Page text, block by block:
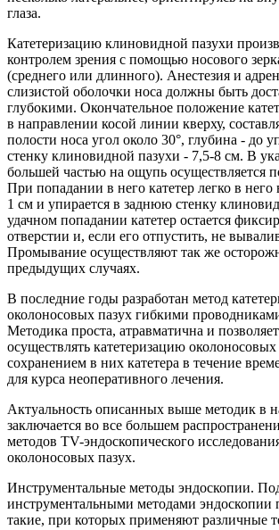
глаза.
Катетеризацию клиновидной пазухи
контролем зрения с помощью носового
(среднего или длинного). Анестезия и
слизистой оболочки носа должны быть
глубокими. Окончательное положение
в направлении косой линии кверху,
полости носа угол около 30°, глубина - до
стенку клиновидной пазухи - 7,5-8 см. В
большей частью на ощупь осуществляется
При попадании в него катетер легко в
1 см и упирается в заднюю стенку
удачном попадании катетер остается
отверстии и, если его отпустить, не
Промывание осуществляют так же
предыдущих случаях.
В последние годы разработан метод
околоносовых пазух гибкими
Методика проста, атравматична и
осуществлять катетеризацию околоносовых
сохранением в них катетера в течение
для курса неоперативного лечения.
Актуальность описанных выше методик в
заключается во все большем
методов TV-эндоскопического
околоносовых пазух.
Инструментальные методы эндоскопии.
инструментальными методами эндоскопии
такие, при которых применяют различные